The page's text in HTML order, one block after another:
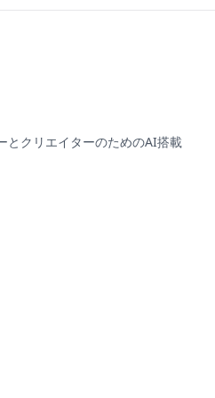
とクリエイターのためのAI搭載